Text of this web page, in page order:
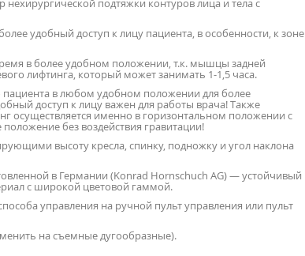
удобный доступ к лицу пациента, в особенности, к зоне
в более удобном положении, т.к. мышцы задней
лифтинга, который может занимать 1-1,5 часа.
в любом удобном положении для более
доступ к лицу важен для работы врача! Также
осуществляется именно в горизонтальном положении с
без воздействия гравитации!
высоту кресла, спинку, подножку и угол наклона
в Германии (Konrad Hornschuch AG) — устойчивый
с широкой цветовой гаммой.
управления на ручной пульт управления или пульт
на съемные дугообразные).